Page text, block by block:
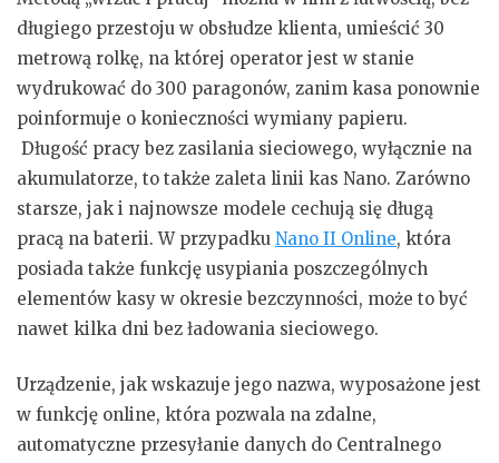
długiego przestoju w obsłudze klienta, umieścić 30
metrową rolkę, na której operator jest w stanie
wydrukować do 300 paragonów, zanim kasa ponownie
poinformuje o konieczności wymiany papieru.
Długość pracy bez zasilania sieciowego, wyłącznie na
akumulatorze, to także zaleta linii kas Nano. Zarówno
starsze, jak i najnowsze modele cechują się długą
pracą na baterii. W przypadku Nano II Online, która
posiada także funkcję usypiania poszczególnych
elementów kasy w okresie bezczynności, może to być
nawet kilka dni bez ładowania sieciowego.
Urządzenie, jak wskazuje jego nazwa, wyposażone jest
w funkcję online, która pozwala na zdalne,
automatyczne przesyłanie danych do Centralnego